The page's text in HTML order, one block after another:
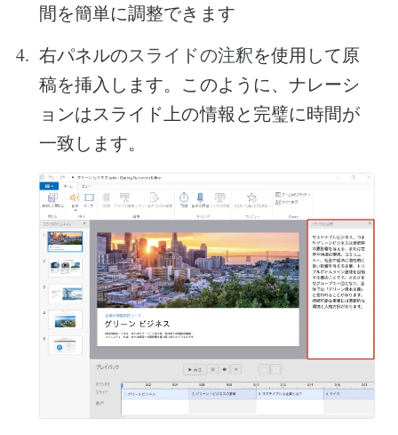
間を簡単に調整できます
右パネルのスライドの注釈を使用して原
稿を挿入します。このように、ナレーシ
ョンはスライド上の情報と完璧に時間が
一致します。